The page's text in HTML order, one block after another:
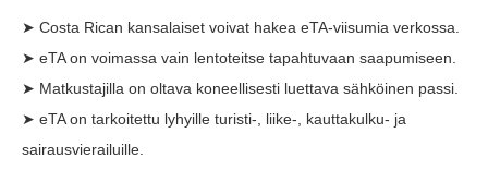
➤ Costa Rican kansalaiset voivat hakea eTA-viisumia verkossa.
➤ eTA on voimassa vain lentoteitse tapahtuvaan saapumiseen.
➤ Matkustajilla on oltava koneellisesti luettava sähköinen passi.
➤ eTA on tarkoitettu lyhyille turisti-, liike-, kauttakulku- ja
sairausvierailuille.